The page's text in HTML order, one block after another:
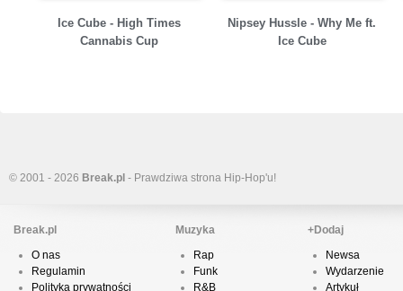
Ice Cube - High Times
Cannabis Cup
Nipsey Hussle - Why Me ft.
Ice Cube
© 2001 - 2026 Break.pl - Prawdziwa strona Hip-Hop'u!
Break.pl
O nas
Regulamin
Polityka prywatności
Muzyka
Rap
Funk
R&B
+Dodaj
Newsa
Wydarzenie
Artykuł